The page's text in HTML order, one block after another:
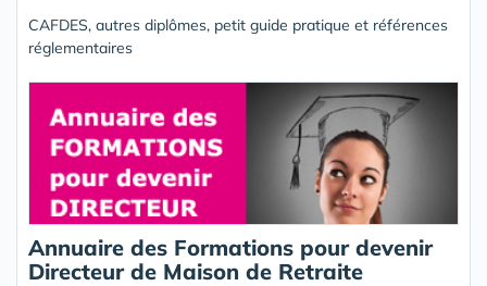
CAFDES, autres diplômes, petit guide pratique et références
réglementaires
Annuaire des Formations pour devenir
Directeur de Maison de Retraite